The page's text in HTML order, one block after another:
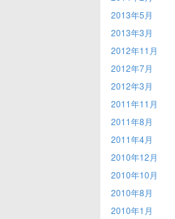
2013年5月
2013年3月
2012年11月
2012年7月
2012年3月
2011年11月
2011年8月
2011年4月
2010年12月
2010年10月
2010年8月
2010年1月